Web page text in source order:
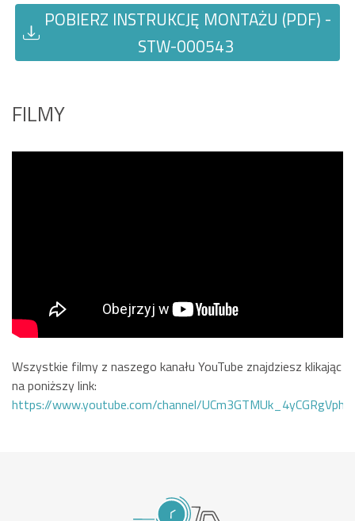
POBIERZ INSTRUKCJĘ MONTAŻU (PDF) -
STW-000543
FILMY
Wszystkie filmy z naszego kanału YouTube znajdziesz klikając
na poniższy link:
https://www.youtube.com/channel/